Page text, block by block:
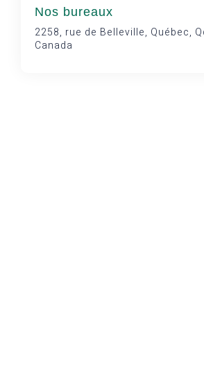
Nos bureaux
2258, rue de Belleville, Québec,
Canada